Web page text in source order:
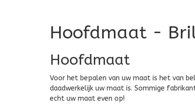
Hoofdmaat -
Hoofdmaat
Voor het bepalen van uw maat is het van
daadwerkelijk uw maat is. Sommige
echt uw maat even op!